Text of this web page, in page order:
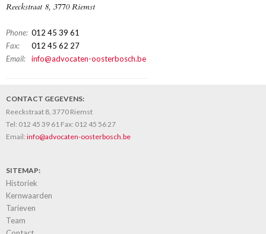
Reeckstraat 8, 3770 Riemst
Phone: 012 45 39 61
Fax:
012 45 62 27
Email:
info@advocaten-oosterbosch.be
CONTACT GEGEVENS:
Reeckstraat 8, 3770 Riemst
Tel: 012 45 39 61 Fax: 012 45 56 27
Email: info@advocaten-oosterbosch.be
SITEMAP:
Historiek
Kernwaarden
Tarieven
Team